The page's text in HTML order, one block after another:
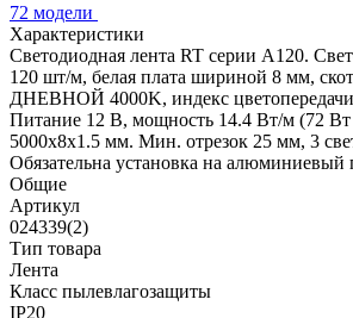
72 модели
Характеристики
Светодиодная лента RT серии A120.
120 шт/м, белая плата шириной 8 мм,
ДНЕВНОЙ 4000K, индекс цветопередачи
Питание 12 В, мощность 14.4 Вт/м (72
5000x8x1.5 мм. Мин. отрезок 25 мм, 3
Обязательна установка на алюминиевый
Общие
Артикул
024339(2)
Тип товара
Лента
Класс пылевлагозащиты
IP20